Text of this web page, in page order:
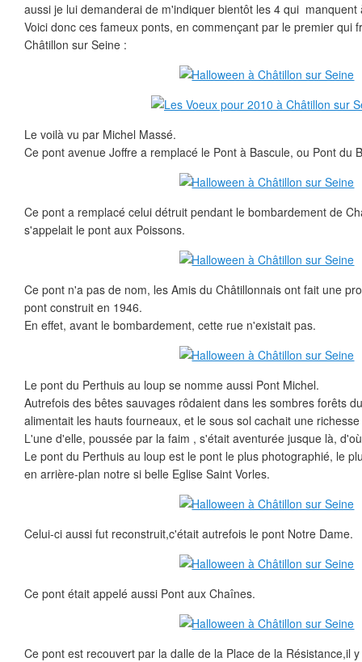
aussi je lui demanderai de m'indiquer bientôt les 4 qui manquent
Voici donc ces fameux ponts, en commençant par le premier qui
Châtillon sur Seine :
Le voilà vu par Michel Massé.
Ce pont avenue Joffre a remplacé le Pont à Bascule, ou Pont du
Ce pont a remplacé celui détruit pendant le bombardement de
s'appelait le pont aux Poissons.
Ce pont n'a pas de nom, les Amis du Châtillonnais ont fait une
pont construit en 1946.
En effet, avant le bombardement, cette rue n'existait pas.
Le pont du Perthuis au loup se nomme aussi Pont Michel.
Autrefois des bêtes sauvages rôdaient dans les sombres forêts
alimentait les hauts fourneaux, et le sous sol cachait une
L'une d'elle, poussée par la faim , s'était aventurée jusque là,
Le pont du Perthuis au loup est le pont le plus photographié, le
en arrière-plan notre si belle Eglise Saint Vorles.
Celui-ci aussi fut reconstruit,c'était autrefois le pont Notre Dame.
Ce pont était appelé aussi Pont aux Chaînes.
Ce pont est recouvert par la dalle de la Place de la Résistance,il